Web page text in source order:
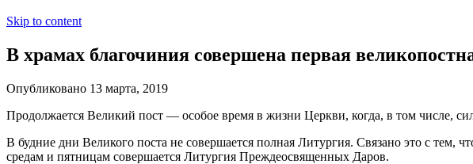
Skip to content
В храмах благочиния совершена первая
Опубликовано 13 марта, 2019
Продолжается Великий пост — особое время в жизни Церкви, когда, в том числе,
В будние дни Великого поста не совершается полная Литургия. Связано это с
средам и пятницам совершается Литургия Преждеосвященных Даров.